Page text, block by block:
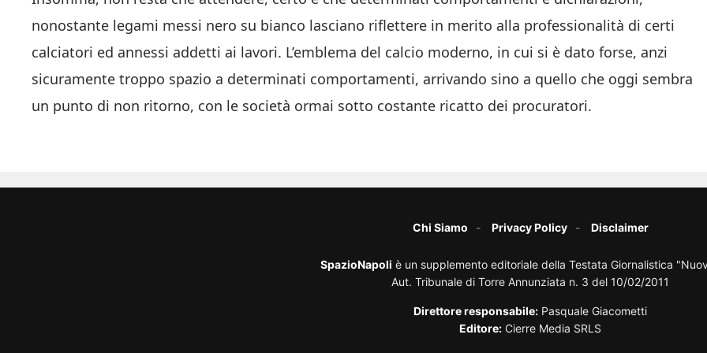
nonostante legami messi nero su bianco lasciano riflettere in merito alla professionalità di certi
calciatori ed annessi addetti ai lavori. L’emblema del calcio moderno, in cui si è dato forse, anzi
sicuramente troppo spazio a determinati comportamenti, arrivando sino a quello che oggi sembra
un punto di non ritorno, con le società ormai sotto costante ricatto dei procuratori.
Chi Siamo Privacy Policy Disclaimer
SpazioNapoli è un supplemento editoriale della Testata Giornalistica
Aut. Tribunale di Torre Annunziata n. 3 del 10/02/2011
Direttore responsabile: Pasquale Giacometti
Editore: Cierre Media SRLS